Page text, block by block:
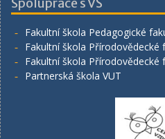
Fakultní škola Pedagogické
Fakultní škola Přírodovědecké
Fakultní škola Přírodovědecké
Partnerská škola VUT